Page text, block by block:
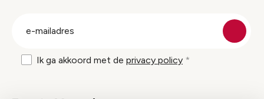
Ik ga akkoord met de privacy policy